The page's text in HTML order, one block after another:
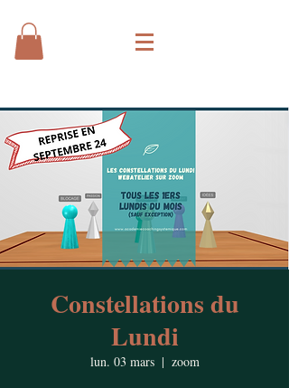
Constellations du
Lundi
lun. 03 mars
  |
zoom